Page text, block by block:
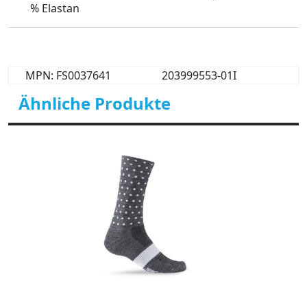
% Elastan
MPN: FS0037641 203999553-01I
Ähnliche Produkte